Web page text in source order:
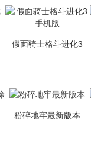
假面骑士格斗进化3
粉碎地牢最新版本